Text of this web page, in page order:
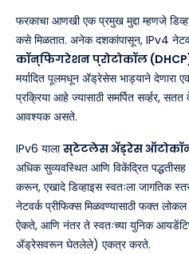
फरकाचा आणखी एक प्रमुख मुद्दा म्हणजे
कसे मिळतात. अनेक दशकांपासून, IPv4
कॉन्फिगरेशन प्रोटोकॉल
मर्यादित पूलमधून ॲड्रेसेस भाड्याने देणारा
प्रक्रिया आहे ज्यासाठी समर्पित सर्व्हर,
आवश्यक असते.
IPv6 यालास्टेटलेस ॲड्रेस
अधिक सुव्यवस्थित आणि विकेंद्रित
करून, एखादे डिव्हाइस स्वतःला जागतिक
नेटवर्क प्रीफिक्स मिळवण्यासाठी फक्त
ऐकते, आणि नंतर ते स्वतःच्या युनिक
ॲड्रेसवरून घेतलेले) एकत्र करते.